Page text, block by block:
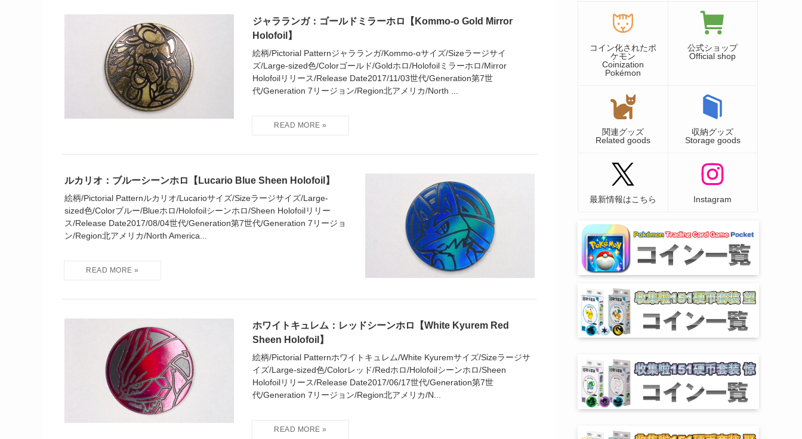
ジャラランガ：ゴールドミラーホロ【Kommo-o Gold Mirror
Holofoil】
絵柄/Pictorial Patternジャラランガ/Kommo-oサイズ/Sizeラージサイ
ズ/Large-sized色/Colorゴールド/Goldホロ/Holofoilミラーホロ/Mirror
Holofoilリリース/Release Date2017/11/03世代/Generation第7世
代/Generation 7リージョン/Region北アメリカ/North ...
ルカリオ：ブルーシーンホロ【Lucario Blue Sheen Holofoil】
絵柄/Pictorial Patternルカリオ/Lucarioサイズ/Sizeラージサイズ/Large-
sized色/Colorブルー/Blueホロ/Holofoilシーンホロ/Sheen Holofoilリリー
ス/Release Date2017/08/04世代/Generation第7世代/Generation 7リージョ
ン/Region北アメリカ/North America...
ホワイトキュレム：レッドシーンホロ【White Kyurem Red
Sheen Holofoil】
絵柄/Pictorial Patternホワイトキュレム/White Kyuremサイズ/Sizeラージサ
イズ/Large-sized色/Colorレッド/Redホロ/Holofoilシーンホロ/Sheen
Holofoilリリース/Release Date2017/06/17世代/Generation第7世
代/Generation 7リージョン/Region北アメリカ/N...
コイン化されたポ
ケモン
Coinization
Pokémon
公式ショップ
Official shop
関連グッズ
Related goods
収納グッズ
Storage goods
最新情報はこちら Instagram